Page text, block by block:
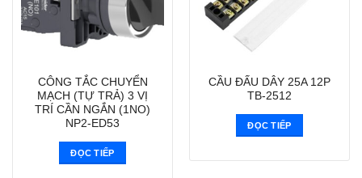
CÔNG TẮC CHUYỂN
MẠCH (TỰ TRẢ) 3 VỊ
TRÍ CẦN NGẮN (1NO)
NP2-ED53
ĐỌC TIẾP
CẦU ĐẤU DÂY 25A 12P
TB-2512
ĐỌC TIẾP